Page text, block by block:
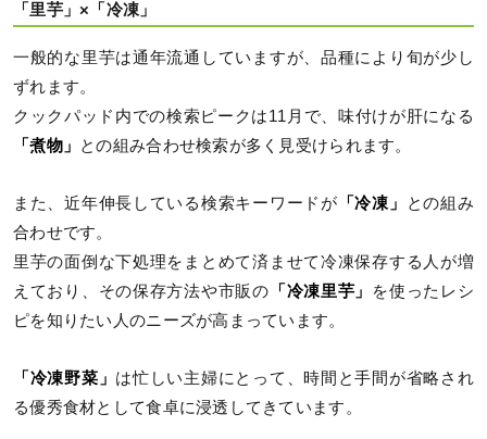
「里芋」×「冷凍」
一般的な里芋は通年流通していますが、品種により旬が少し
ずれます。
クックパッド内での検索ピークは11月で、味付けが肝になる
「煮物」
との組み合わせ検索が多く見受けられます。
また、近年伸長している検索キーワードが 「冷凍」
との組み
合わせです。
里芋の面倒な下処理をまとめて済ませて冷凍保存する人が増
えており、その保存方法や市販の 「冷凍里芋」
を使ったレシ
ピを知りたい人のニーズが高まっています。
「冷凍野菜」 は忙しい主婦にとって、時間と手間が省略され
る優秀食材として食卓に浸透してきています。